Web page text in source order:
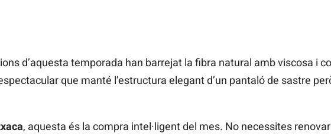
d’aquesta temporada han barrejat la fibra natural amb viscosa i
que manté l’estructura elegant d’un pantaló de sastre
, aquesta és la compra intel·ligent del mes. No necessites